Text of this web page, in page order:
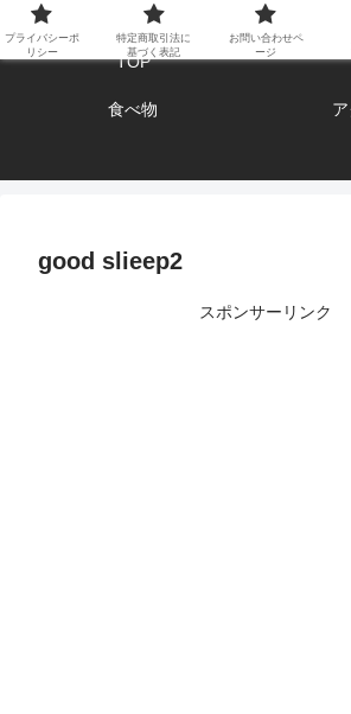
エンジョイ ブログラ
TOP
食べ物
good slieep2
スポンサーリンク
プライバシーポ
リシー
特定商取引法に
基づく表記
お問い合わせペ
ージ